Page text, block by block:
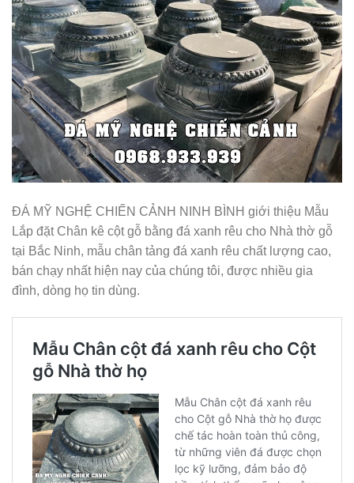
ĐÁ MỸ NGHỆ CHIẾN CẢNH NINH BÌNH giới thiệu Mẫu
Lắp đặt Chân kê cột gỗ bằng đá xanh rêu cho Nhà thờ gỗ
tại Bắc Ninh, mẫu chân tảng đá xanh rêu chất lượng cao,
bán chạy nhất hiện nay của chúng tôi, được nhiều gia
đình, dòng họ tin dùng.